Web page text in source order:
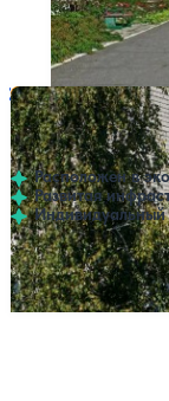
Профилей
Санаторий
4.430 отзывов
Расположен в
Развитая
Индивидуальный
Профилей
Нет цен или